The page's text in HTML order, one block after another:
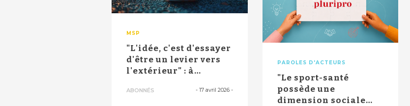
MSP
"L'idée, c'est d'essayer
d'être un levier vers
l'extérieur" : à
ABONNÉS - 17 avril 2026-
PAROLES D'ACTEURS
"Le sport-santé
possède une
dimension sociale